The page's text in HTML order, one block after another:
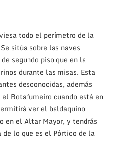
todo el perímetro de la
sitúa sobre las naves
segundo piso que en la
durante las misas. Esta
desconocidas, además
Botafumeiro cuando está en
ver el baldaquino
en el Altar Mayor, y tendrás
lo que es el Pórtico de la